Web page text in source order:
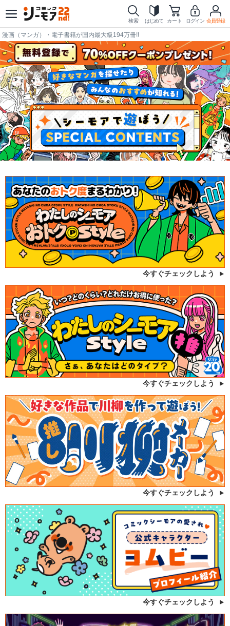
検索 はじめて カート ログイン 会員登録
漫画（マンガ）・電子書籍が国内最大級194万冊!!
今すぐチェックしよう
今すぐチェックしよう
今すぐチェックしよう
今すぐチェックしよう